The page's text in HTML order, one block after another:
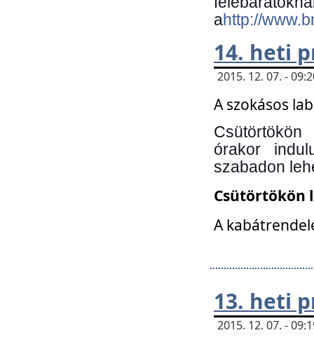
ahttp://
14. heti
2015. 12. 07. -
A szokásos
órakor
szabadon
Csütörtökön
A
13. heti
2015. 12. 07. -